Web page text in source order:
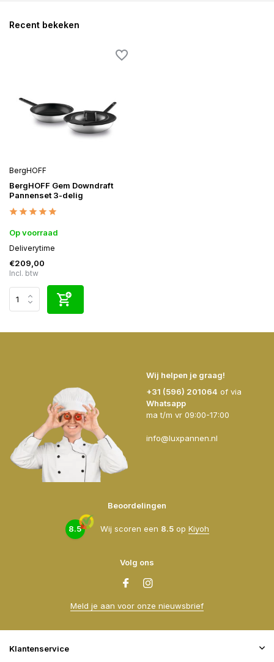
Recent bekeken
BergHOFF
BergHOFF Gem Downdraft
Pannenset 3-delig
Op voorraad
Deliverytime
€209,00
Incl. btw
Wij helpen je graag!
+31 (596) 201064 of via
Whatsapp
ma t/m vr 09:00-17:00
info@luxpannen.nl
Beoordelingen
8.5 Wij scoren een 8.5op Kiyoh
Volg ons
Meld je aan voor onze nieuwsbrief
Klantenservice